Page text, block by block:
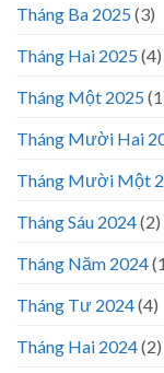
Tháng Ba 2025(3)
Tháng Hai 2025(4)
Tháng Một 2025
Tháng Mười Hai
Tháng Mười Một
Tháng Sáu 2024(2)
Tháng Năm 2024
Tháng Tư 2024(4)
Tháng Hai 2024(2)